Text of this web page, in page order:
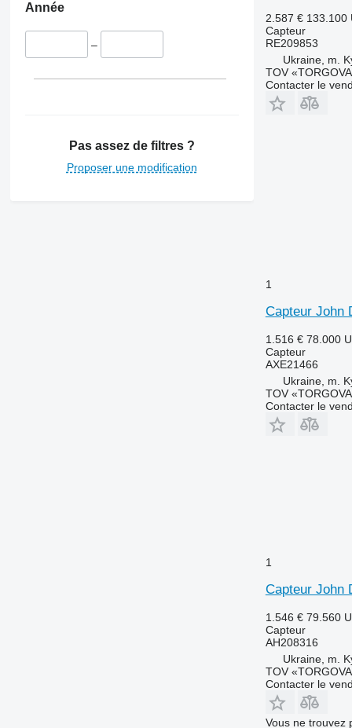
Année
–
Pas assez de filtres ?
Proposer une modification
2.587 € 133.100
Capteur
RE209853
Ukraine, m.
TOV
Contacter le
1
Capteur John
1.516 € 78.000
Capteur
AXE21466
Ukraine, m.
TOV
Contacter le
1
Capteur John
1.546 € 79.560
Capteur
AH208316
Ukraine, m.
TOV
Contacter le
Vous ne trouvez